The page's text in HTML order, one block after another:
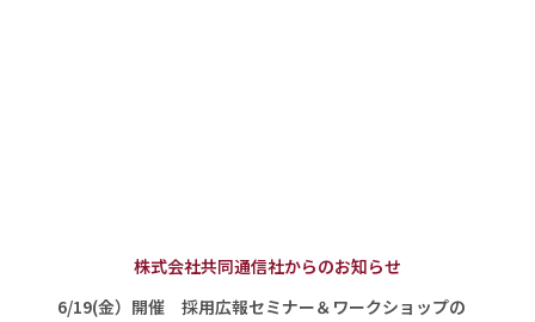
株式会社共同通信社からのお知らせ
6/19(金）開催 採用広報セミナー＆ワークショップの